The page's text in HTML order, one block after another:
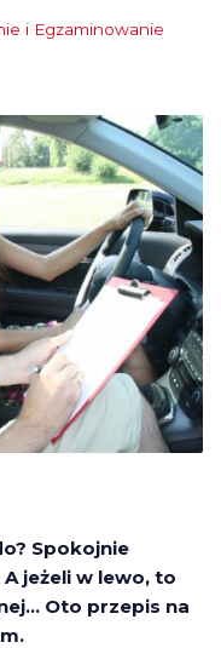
i Egzaminowanie
Spokojnie
jeżeli w lewo, to
Oto przepis na